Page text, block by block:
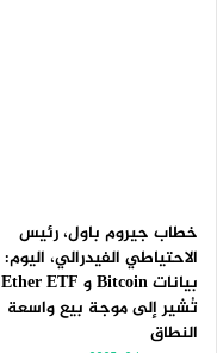
خطاب جيروم باول، رئيس
الاحتياطي الفيدرالي، اليوم:
بيانات Bitcoin و Ether ETF
تُشير إلى موجة بيع واسعة
النطاق